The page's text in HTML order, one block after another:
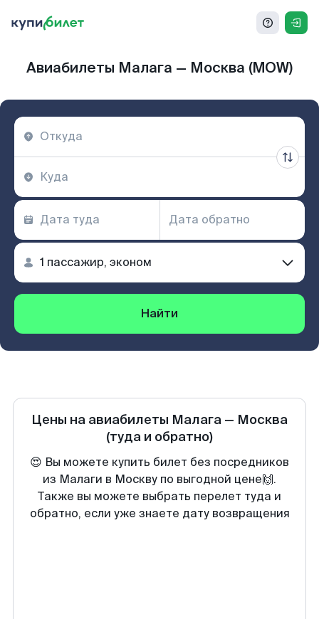
Авиабилеты Малага — Москва (MOW)
Найти
Цены на авиабилеты Малага — Москва
(туда и обратно)
😍 Вы можете купить билет без посредников
из Малаги в Москву по выгодной цене🙌.
Также вы можете выбрать перелет туда и
обратно, если уже знаете дату возвращения